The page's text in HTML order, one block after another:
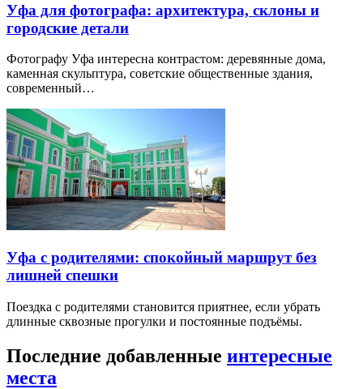
Уфа для фотографа: архитектура, склоны и
городские детали
Фотографу Уфа интересна контрастом: деревянные дома,
каменная скульптура, советские общественные здания,
современный…
Уфа с родителями: спокойный маршрут без
лишней спешки
Поездка с родителями становится приятнее, если убрать
длинные сквозные прогулки и постоянные подъёмы.
Последние добавленные интересные
места